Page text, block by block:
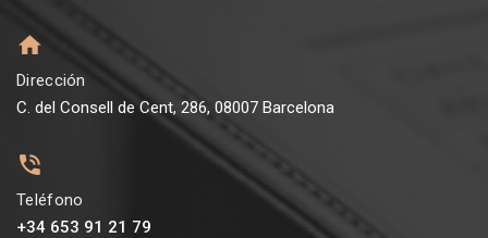
Dirección
C. del Consell de Cent, 286, 08007 Barcelona
Teléfono
+34 653 91 21 79